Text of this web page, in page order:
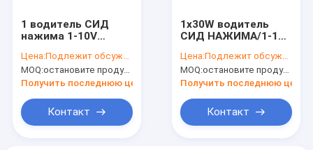
1 водитель СИД
нажима 1-10V
постоянн
напряжение тока
PWM затемняя
Цена:Подлежит обсуждению
MOQ:остановите продукцию, не доступную.
Получить последнюю цену
Контакт
1x30W водитель
СИД НАЖИМА/1-10V
электронный
водитель СИД
700mA
Цена:Подлежит обсуждению
MOQ:остановите продукцию, не доступную.
Получить последнюю цену
Контакт